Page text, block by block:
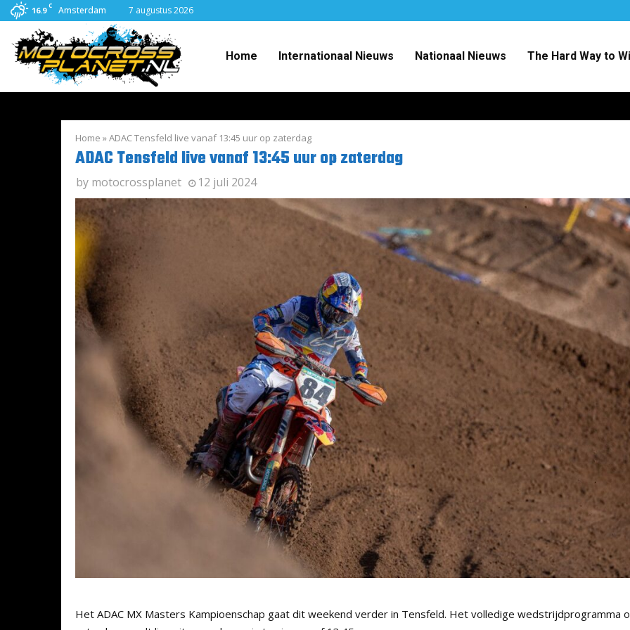
16.9 C Amsterdam 7 augustus 2026
Home Internationaal Nieuws Nationaal Nieuws The Hard Way to
Home »ADAC Tensfeld live vanaf 13:45 uur op zaterdag
ADAC Tensfeld live vanaf 13:45 uur op zaterdag
by motocrossplanet 12 juli 2024
Het ADAC MX Masters Kampioenschap gaat dit weekend verder in Tensfeld. Het volledige wedstrijdprogramma